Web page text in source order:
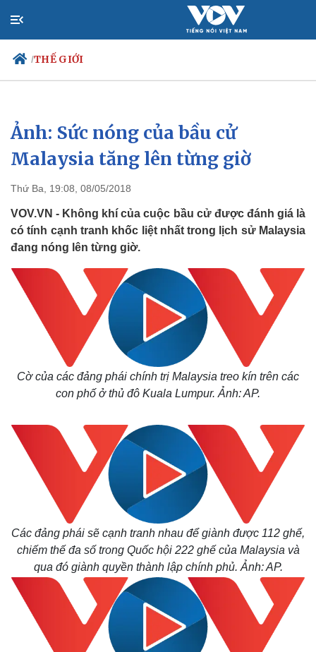
/THẾ GIỚI
Chính trị
Đảng
Tổ chức nhân sự
Nhận diện sự thật
Xã hội
Tin 24h
Dự báo thời tiết
Việc làm
Biển đảo
Ảnh: Sức nóng của bầu cử
Malaysia tăng lên từng giờ
Thứ Ba, 19:08, 08/05/2018
VOV.VN - Không khí của cuộc bầu cử được đánh giá là
có tính cạnh tranh khốc liệt nhất trong lịch sử Malaysia
đang nóng lên từng giờ.
Cờ của các đảng phái chính trị Malaysia treo kín trên các
con phố ở thủ đô Kuala Lumpur. Ảnh: AP.
Các đảng phái sẽ cạnh tranh nhau để giành được 112 ghế,
chiếm thế đa số trong Quốc hội 222 ghế của Malaysia và
qua đó giành quyền thành lập chính phủ. Ảnh: AP.